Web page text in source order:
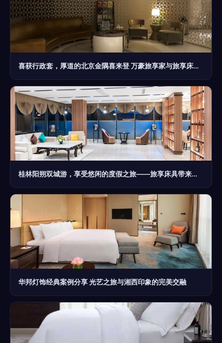
喜获行政套，厚道的北京金隅喜来登 万豪旅享家与旅享床具的极致体验
桂林阳朔双城游，享受悠闲的度假之旅——旅享床具带来的舒适体验
华邦灯饰经典案例分享 光艺之旅与湘西印象的完美交融